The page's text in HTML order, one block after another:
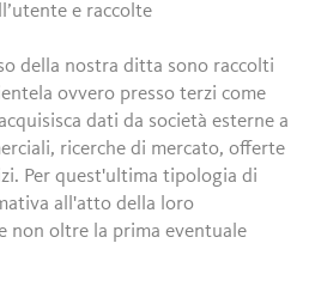
e raccolte
della nostra ditta sono raccolti
ovvero presso terzi come
dati da società esterne a
ricerche di mercato, offerte
Per quest'ultima tipologia di
all'atto della loro
non oltre la prima eventuale